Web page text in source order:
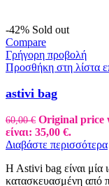
-42% Sold out
Compare
Γρήγορη προβολή
Προσθήκη στη λίστα
astivi bag
60,00€ Original price
είναι: 35,00 €.
Διαβάστε περισσότερα
H Astivi bag είναι μία
κατασκευασμένη από